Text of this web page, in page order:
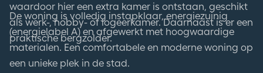
waardoor hier een extra kamer is ontstaan, geschikt
als werk-, hobby- of logeerkamer. Daarnaast is er een
praktische bergzolder.
De woning is volledig instapklaar, energiezuinig
(energielabel A) en afgewerkt met hoogwaardige
materialen. Een comfortabele en moderne woning op
een unieke plek in de stad.